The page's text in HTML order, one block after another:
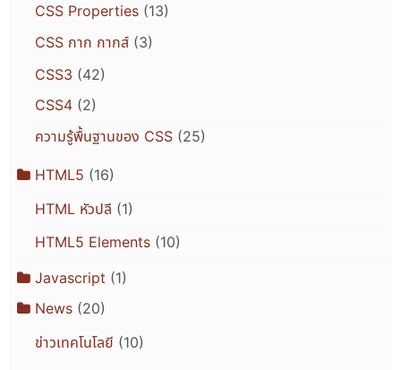
CSS Properties(13)
CSS กาก กากส์(3)
CSS3 (42)
CSS4(2)
ความรู้พื้นฐานของ CSS(25)
HTML5 (16)
HTML หัวปลี (1)
HTML5 Elements(10)
Javascript (1)
News(20)
ข่าวเทคโนโลยี (10)